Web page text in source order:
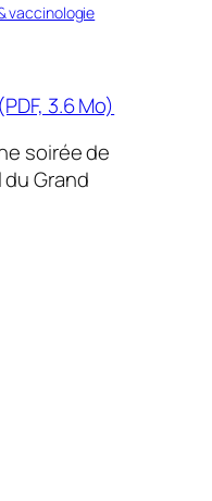
vaccinologie
3.6 Mo)
soirée de
Grand